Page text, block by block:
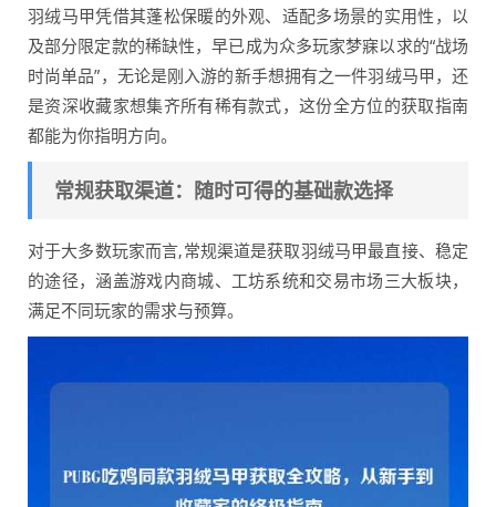
羽绒马甲凭借其蓬松保暖的外观、适配多场景的实用性，以
及部分限定款的稀缺性，早已成为众多玩家梦寐以求的“战场
时尚单品”，无论是刚入游的新手想拥有之一件羽绒马甲，还
是资深收藏家想集齐所有稀有款式，这份全方位的获取指南
都能为你指明方向。
常规获取渠道：随时可得的基础款选择
对于大多数玩家而言,常规渠道是获取羽绒马甲最直接、稳定
的途径，涵盖游戏内商城、工坊系统和交易市场三大板块，
满足不同玩家的需求与预算。